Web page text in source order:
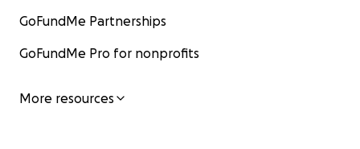
GoFundMe Partnerships
GoFundMe Pro for nonprofits
More resources